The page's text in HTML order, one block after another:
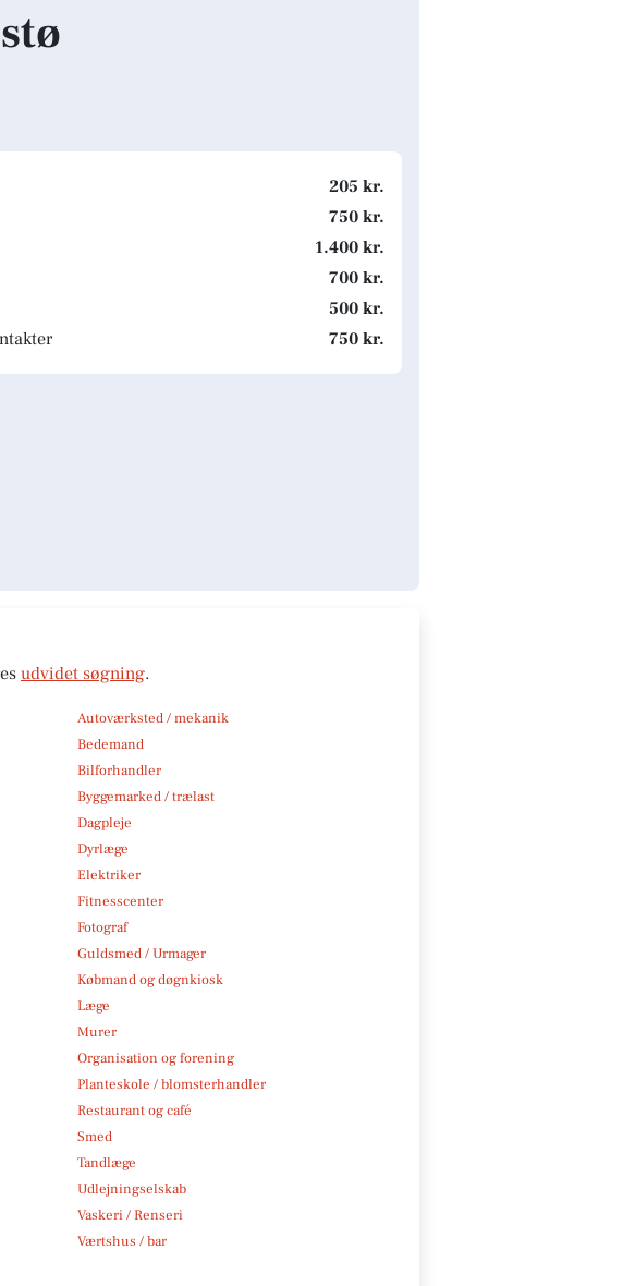
205 kr.
750 kr.
1.400 kr.
700 kr.
500 kr.
750 kr.
udvidet søgning.
Autoværksted / mekanik
Bedemand
Bilforhandler
Byggemarked / trælast
Dagpleje
Dyrlæge
Elektriker
Fitnesscenter
Fotograf
Guldsmed / Urmager
Købmand og døgnkiosk
Læge
Murer
Organisation og forening
Planteskole / blomsterhandler
Restaurant og café
Smed
Tandlæge
Udlejningselskab
Vaskeri / Renseri
Værtshus / bar